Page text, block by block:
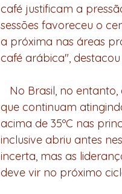
café justificam a
sessões favoreceu o
a próxima nas áreas
café arábica",
que continuam
acima de 35ºC nas
inclusive abriu antes
incerta, mas as
deve vir no próximo